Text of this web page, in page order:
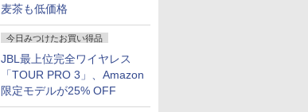
麦茶も低価格
今日みつけたお買い得品
JBL最上位完全ワイヤレス
「TOUR PRO 3」、Amazon
限定モデルが25% OFF